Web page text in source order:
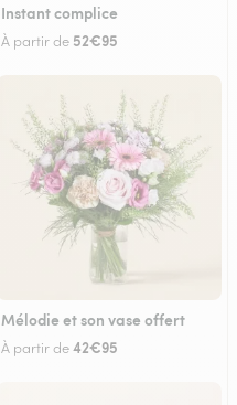
Instant complice
À partir de 52€95
Mélodie et son vase offert
À partir de42€95